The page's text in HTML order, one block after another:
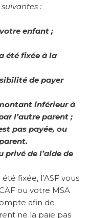
:
enfant ;
été fixée à la
de payer
inférieur à
l’autre parent ;
pas payée, ou
de l’aide de
fixée, l’ASF vous
ou votre MSA
afin de
ne la paie pas